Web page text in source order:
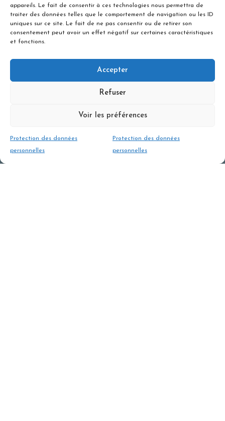
appareils. Le fait de consentir à ces technologies nous permettra de
traiter des données telles que le comportement de navigation ou les ID
uniques sur ce site. Le fait de ne pas consentir ou de retirer son
consentement peut avoir un effet négatif sur certaines caractéristiques
et fonctions.
Accepter
Refuser
Voir les préférences
Protection des données
personnelles
Protection des données
personnelles
Tarif en engagement privé pour la sortie - 6
personnes maximum
RESERVER